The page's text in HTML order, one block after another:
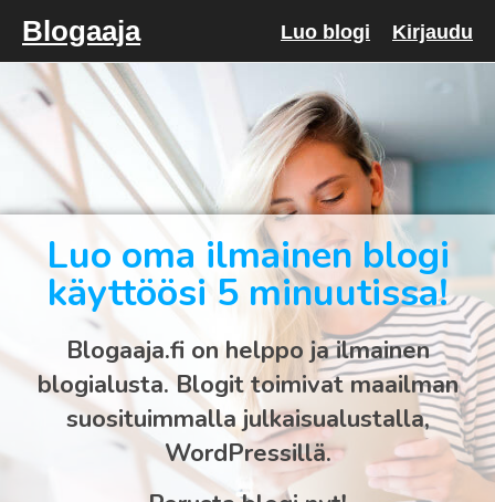
Blogaaja Luo blogi Kirjaudu
Luo oma ilmainen blogi
käyttöösi 5 minuutissa!
Blogaaja.fi on helppo ja ilmainen
blogialusta. Blogit toimivat maailman
suosituimmalla julkaisualustalla,
WordPressillä.